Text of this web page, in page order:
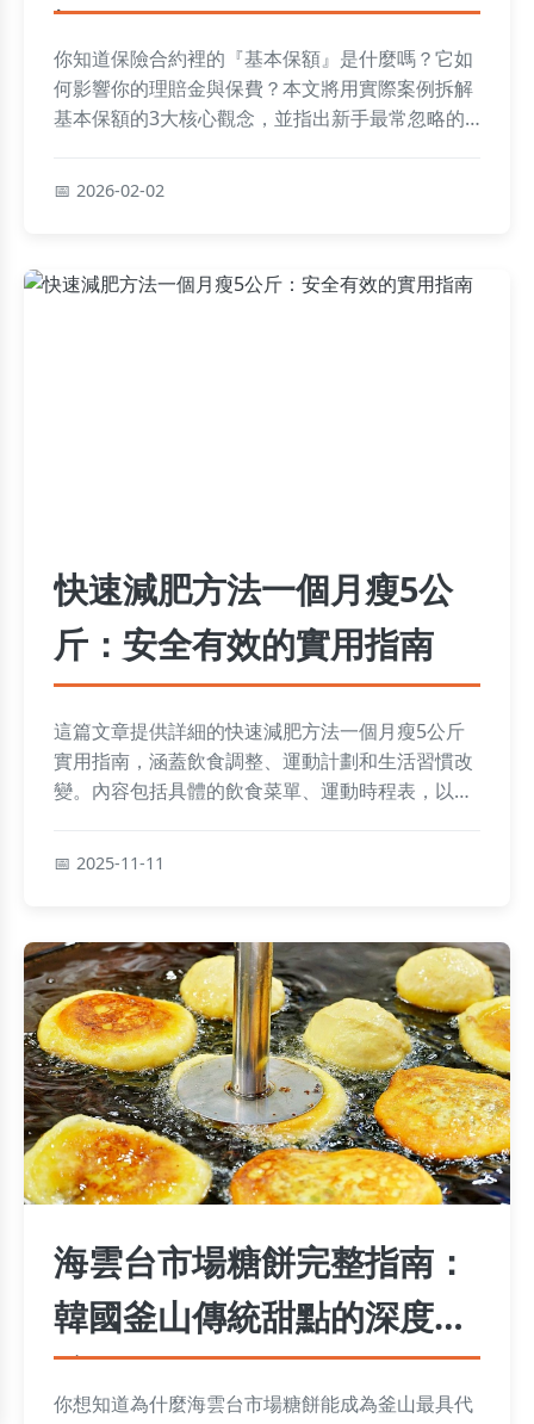
誤區
你知道保險合約裡的『基本保額』是什麼嗎？它如
何影響你的理賠金與保費？本文將用實際案例拆解
基本保額的3大核心觀念，並指出新手最常忽略的
2026-02-02
快速減肥方法一個月瘦5公
斤：安全有效的實用指南
這篇文章提供詳細的快速減肥方法一個月瘦5公斤
實用指南，涵蓋飲食調整、運動計劃和生活習慣改
變。內容包括具體的飲食菜單、運動時程表，以及
2025-11-11
海雲台市場糖餅完整指南：
韓國釜山傳統甜點的深度體
驗
你想知道為什麼海雲台市場糖餅能成為釜山最具代